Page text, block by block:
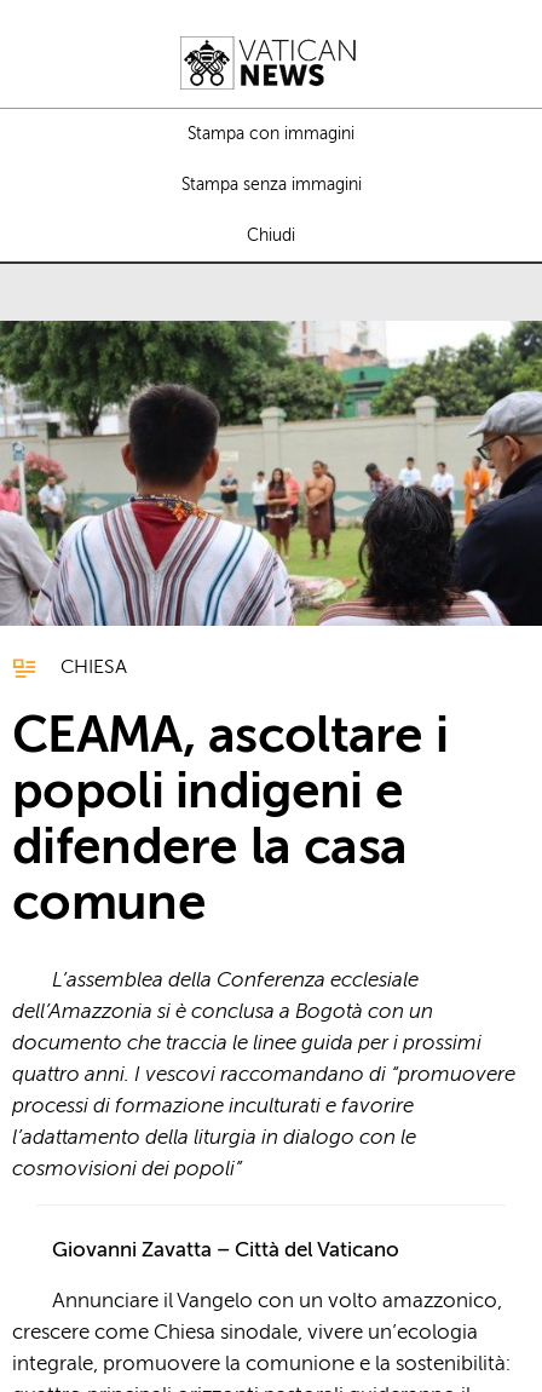
Stampa con immagini
Stampa senza immagini
Chiudi
CHIESA
CEAMA, ascoltare i
popoli indigeni e
difendere la casa
comune
L’assemblea della Conferenza ecclesiale
dell’Amazzonia si è conclusa a Bogotà con un
documento che traccia le linee guida per i prossimi
quattro anni. I vescovi raccomandano di “promuovere
processi di formazione inculturati e favorire
l’adattamento della liturgia in dialogo con le
cosmovisioni dei popoli”
Giovanni Zavatta – Città del Vaticano
Annunciare il Vangelo con un volto amazzonico,
crescere come Chiesa sinodale, vivere un’ecologia
integrale, promuovere la comunione e la sostenibilità: